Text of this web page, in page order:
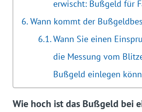
erwischt: Bußgeld für
Wann kommt der
Wann Sie einen
die Messung vom
Bußgeld einlegen
Wie hoch ist das Bußgeld bei